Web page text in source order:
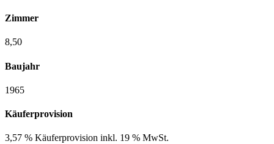
Zimmer
8,50
Baujahr
1965
Käuferprovision
3,57 % Käuferprovision inkl. 19 % MwSt.